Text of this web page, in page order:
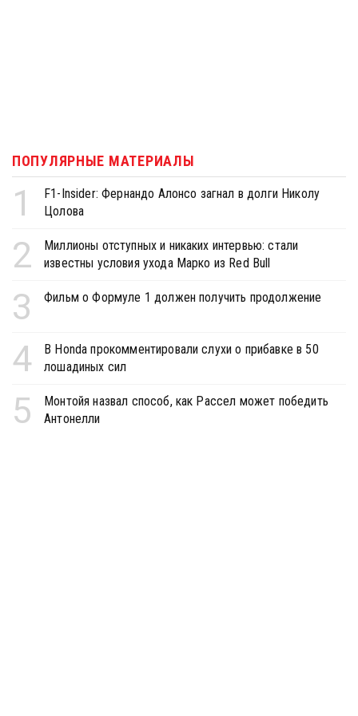
ПОПУЛЯРНЫЕ МАТЕРИАЛЫ
1
F1-Insider: Фернандо Алонсо загнал в долги Николу
Цолова
2
Миллионы отступных и никаких интервью: стали
известны условия ухода Марко из Red Bull
3 Фильм о Формуле 1 должен получить продолжение
4
В Honda прокомментировали слухи о прибавке в 50
лошадиных сил
5
Монтойя назвал способ, как Рассел может победить
Антонелли